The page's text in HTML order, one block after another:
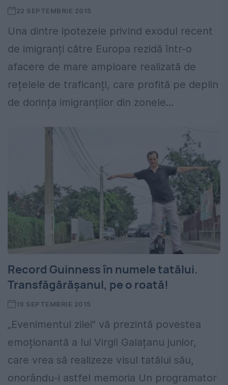
22 SEPTEMBRIE 2015
Una dintre ipotezele privind exodul recent
de imigranți către Europa rezidă într-o
afacere de mare amploare realizată de
rețelele de traficanți, care profită pe deplin
de dorința imigranților din zonele...
Record Guinness în numele tatălui.
Transfăgărășanul, pe o roată!
19 SEPTEMBRIE 2015
„Evenimentul zilei” vă prezintă povestea
emoționantă a lui Virgil Galațanu junior,
care vrea să realizeze visul tatălui său,
onorându-i astfel memoria Un programator